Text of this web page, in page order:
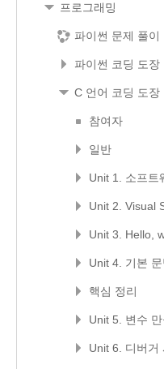
프로그래밍
파이썬 문제 풀이
파이썬 코딩 도장
C 언어 코딩 도장
참여자
일반
Unit 1. 소프트
Unit 2. Visual
Unit 3. Hello,
Unit 4. 기본
핵심 정리
Unit 5. 변수 만
Unit 6. 디버거